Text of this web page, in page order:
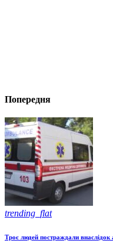
Попередня
trending_flat
Троє людей постраждали внаслідок